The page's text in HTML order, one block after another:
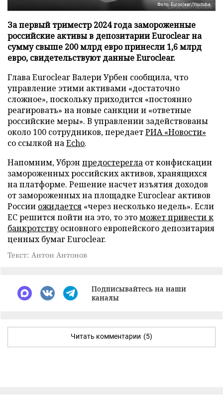
Фото: Euroclear/Youtube
За первый триместр 2024 года замороженные
российские активы в депозитарии Euroclear на
сумму свыше 200 млрд евро принесли 1,6 млрд
евро, свидетельствуют данные Euroclear.
Глава Euroclear Валери Урбен сообщила, что
управление этими активами «достаточно
сложное», поскольку приходится «постоянно
реагировать» на новые санкции и «ответные
российские меры». В управлении задействованы
около 100 сотрудников, передаетРИА «Новости»
со ссылкой наEcho.
Напомним, Убрэн предостерегла от конфискации
замороженных российских активов, хранящихся
на платформе. Решение насчет изъятия доходов
от замороженных на площадке Euroclear активов
России ожидается «через несколько недель». Если
ЕС решится пойти на это, то этоможет привести к
банкротствуосновного европейского депозитария
ценных бумаг Euroclear.
Текст: Антон Антонов
Подписывайтесь на наши
каналы
Читать комментарии (5)